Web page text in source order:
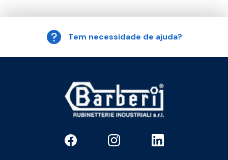
Tem necessidade de ajuda?